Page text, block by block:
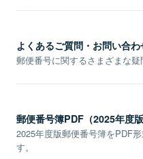
よくあるご質問・お問い合わ
郵便番号に関するさまざまな疑
郵便番号簿PDF（2025年度版
2025年度版郵便番号簿をPDF
す。